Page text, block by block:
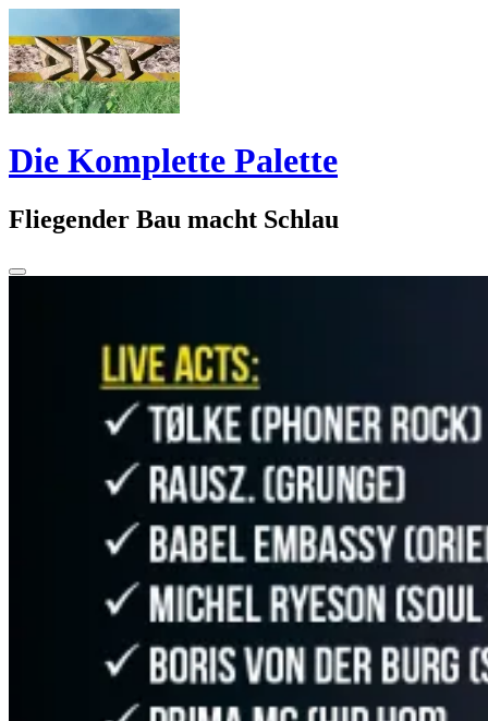
zum
Inhalt
Die Komplette Palette
Fliegender Bau macht Schlau
Seitenleiste